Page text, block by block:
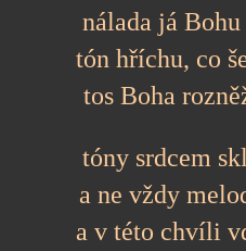
nálada já
tón hříchu, co
tos Boha
tóny srdcem
a ne vždy
a v této chvíli